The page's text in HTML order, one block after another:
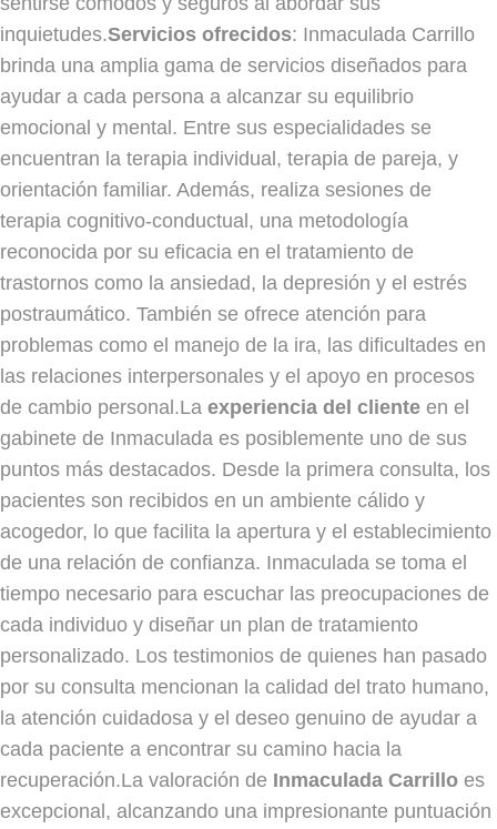
inquietudes.Servicios ofrecidos: Inmaculada Carrillo
brinda una amplia gama de servicios diseñados para
ayudar a cada persona a alcanzar su equilibrio
emocional y mental. Entre sus especialidades se
encuentran la terapia individual, terapia de pareja, y
orientación familiar. Además, realiza sesiones de
terapia cognitivo-conductual, una metodología
reconocida por su eficacia en el tratamiento de
trastornos como la ansiedad, la depresión y el estrés
postraumático. También se ofrece atención para
problemas como el manejo de la ira, las dificultades en
las relaciones interpersonales y el apoyo en procesos
de cambio personal.La experiencia del cliente en el
gabinete de Inmaculada es posiblemente uno de sus
puntos más destacados. Desde la primera consulta, los
pacientes son recibidos en un ambiente cálido y
acogedor, lo que facilita la apertura y el establecimiento
de una relación de confianza. Inmaculada se toma el
tiempo necesario para escuchar las preocupaciones de
cada individuo y diseñar un plan de tratamiento
personalizado. Los testimonios de quienes han pasado
por su consulta mencionan la calidad del trato humano,
la atención cuidadosa y el deseo genuino de ayudar a
cada paciente a encontrar su camino hacia la
recuperación.La valoración de Inmaculada Carrillo es
excepcional, alcanzando una impresionante puntuación